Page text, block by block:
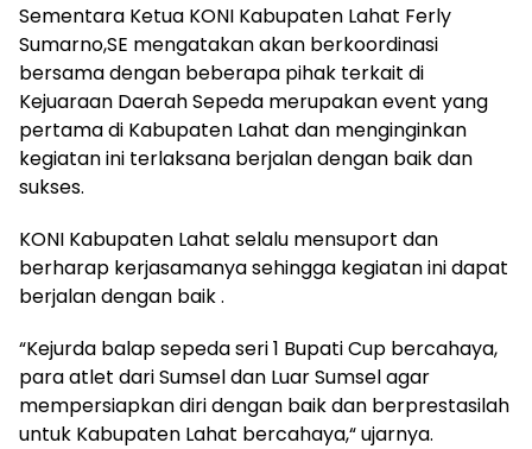
Sementara Ketua KONI Kabupaten Lahat Ferly
Sumarno,SE mengatakan akan berkoordinasi
bersama dengan beberapa pihak terkait di
Kejuaraan Daerah Sepeda merupakan event yang
pertama di Kabupaten Lahat dan menginginkan
kegiatan ini terlaksana berjalan dengan baik dan
sukses.
KONI Kabupaten Lahat selalu mensuport dan
berharap kerjasamanya sehingga kegiatan ini dapat
berjalan dengan baik .
“Kejurda balap sepeda seri 1 Bupati Cup bercahaya,
para atlet dari Sumsel dan Luar Sumsel agar
mempersiapkan diri dengan baik dan berprestasilah
untuk Kabupaten Lahat bercahaya,“ ujarnya.